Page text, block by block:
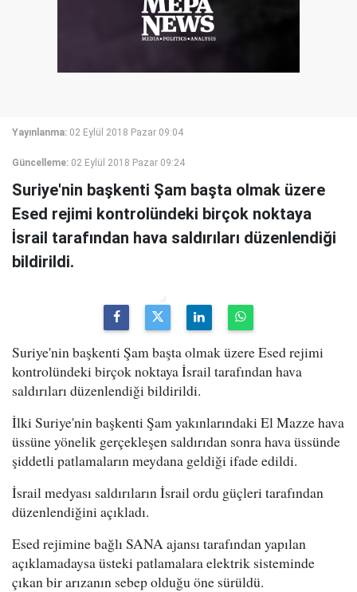
Yayınlanma: 02 Eylül 2018 Pazar 09:04
Güncelleme: 02 Eylül 2018 Pazar 09:24
Suriye'nin başkenti Şam başta olmak üzere
Esed rejimi kontrolündeki birçok noktaya
İsrail tarafından hava saldırıları düzenlendiği
bildirildi.
Suriye'nin başkenti Şam başta olmak üzere Esed rejimi
kontrolündeki birçok noktaya İsrail tarafından hava
saldırıları düzenlendiği bildirildi.
İlki Suriye'nin başkenti Şam yakınlarındaki El Mazze hava
üssüne yönelik gerçekleşen saldırıdan sonra hava üssünde
şiddetli patlamaların meydana geldiği ifade edildi.
İsrail medyası saldırıların İsrail ordu güçleri tarafından
düzenlendiğini açıkladı.
Esed rejimine bağlı SANA ajansı tarafından yapılan
açıklamadaysa üsteki patlamalara elektrik sisteminde
çıkan bir arızanın sebep olduğu öne sürüldü.